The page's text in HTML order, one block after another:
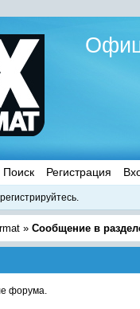
Поиск Регистрация
»Сообщение в
форума.